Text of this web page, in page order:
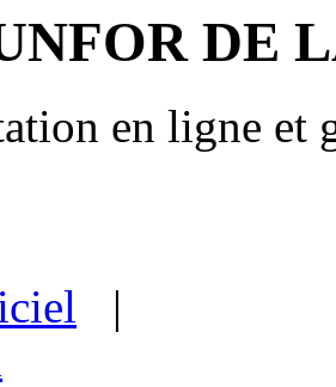
DE
en ligne et
|